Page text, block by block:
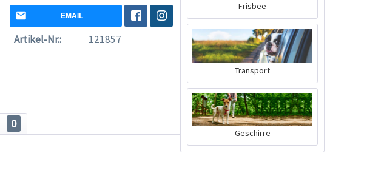
EMAIL
Artikel-Nr.: 121857
0
Frisbee
Transport
Geschirre